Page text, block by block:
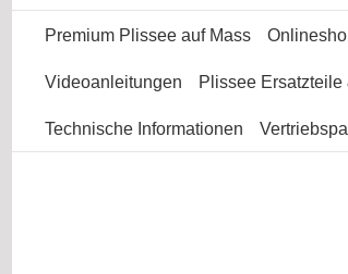
Premium Plissee auf Mass
Videoanleitungen Plissee Ersatzteile
Technische Informationen